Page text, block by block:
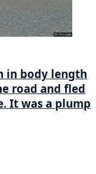
in body length
road and fled
It was a plump